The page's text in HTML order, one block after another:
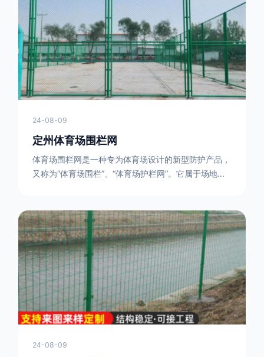
17631598285根色谱柱，然后将网格钩在此色谱柱
上，然后将第二根色谱柱钩在网格上，然后将其拧紧，
然后类推，一套一套的安装即可。该安装牢固美观，不
会损坏油漆表面 。桃型护栏网使
24-08-09
定州体育场围栏网
体育场围栏网是一种专为体育场设计的新型防护产品，
又称为“体育场围栏”、“体育场护栏网”。它属于场地围
整。体育场围栏网的材质有很多种，如钢丝绳网、聚酯
纤维网、玻璃纤维网等。不同材质的体育场围栏网具有
不同的特点和优缺点。例如，钢丝绳网具有强度高、耐
腐蚀、耐磨损等特点；聚酯纤维网则具有柔韧性好、透
气性好等特点。体育场围栏网是一种
24-08-09